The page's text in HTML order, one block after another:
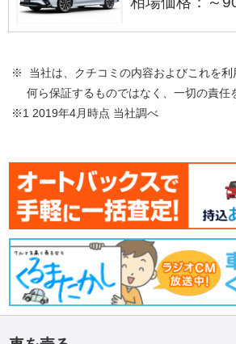
※ 当社は、クチコミの内容およびこれを利
何ら保証するものではなく、一切の責任
※1 2019年4月時点 当社調べ